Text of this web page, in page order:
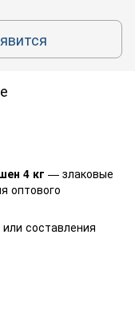
4 кг — злаковые
оптового
составления